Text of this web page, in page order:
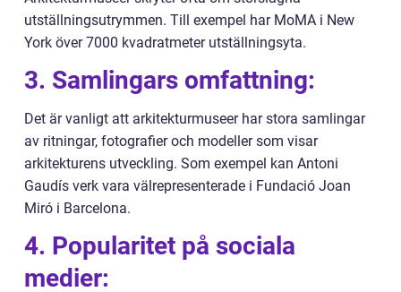
utställningsutrymmen. Till exempel har MoMA i New
York över 7000 kvadratmeter utställningsyta.
3. Samlingars omfattning:
Det är vanligt att arkitekturmuseer har stora samlingar
av ritningar, fotografier och modeller som visar
arkitekturens utveckling. Som exempel kan Antoni
Gaudís verk vara välrepresenterade i Fundació Joan
Miró i Barcelona.
4. Popularitet på sociala
medier: